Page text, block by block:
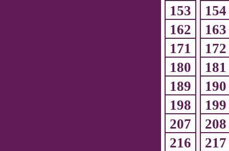
153
154
162
163
171
172
180
181
189
190
198
199
207
208
216
217